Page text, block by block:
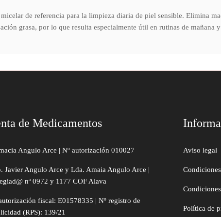
de referencia para la limpieza diaria de piel sensible. Elimina
grasa, por lo que resulta especialmente útil en rutinas de mañana
de Medicamentos
Angulo Arce | Nº autorización 010027
Javier Angulo Arce y Lda. Amaia Angulo Arce |
nª 0972 y 1177 COF Alava
fiscal: E01578335 | Nº registro de
(RPS): 139/21
Aviso legal
Política de